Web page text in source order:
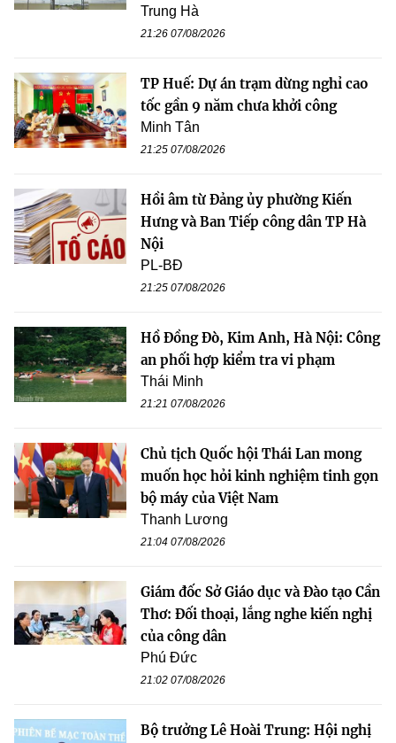
Trung Hà
21:26 07/08/2026
TP Huế: Dự án trạm dừng nghỉ cao
tốc gần 9 năm chưa khởi công
Minh Tân
21:25 07/08/2026
Hồi âm từ Đảng ủy phường Kiến
Hưng và Ban Tiếp công dân TP Hà
Nội
PL-BĐ
21:25 07/08/2026
Hồ Đồng Đò, Kim Anh, Hà Nội: Công
an phối hợp kiểm tra vi phạm
Thái Minh
21:21 07/08/2026
Chủ tịch Quốc hội Thái Lan mong
muốn học hỏi kinh nghiệm tinh gọn
bộ máy của Việt Nam
Thanh Lương
21:04 07/08/2026
Giám đốc Sở Giáo dục và Đào tạo Cần
Thơ: Đối thoại, lắng nghe kiến nghị
của công dân
Phú Đức
21:02 07/08/2026
Bộ trưởng Lê Hoài Trung: Hội nghị